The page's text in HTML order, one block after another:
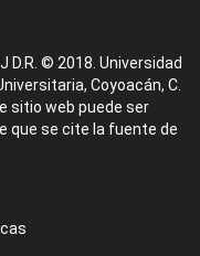
D.R. © 2018. Universidad
Coyoacán, C.
sitio web puede ser
que se cite la fuente de